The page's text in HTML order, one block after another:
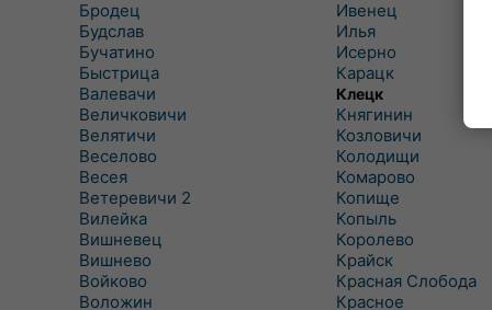
Бродец
Будслав
Бучатино
Быстрица
Валевачи
Величковичи
Велятичи
Веселово
Весея
Ветеревичи 2
Вилейка
Вишневец
Вишнево
Войково
Воложин
Ивенец
Илья
Исерно
Карацк
Клецк
Княгинин
Козловичи
Колодищи
Комарово
Копище
Копыль
Королево
Крайск
Красная Слобода
Красное